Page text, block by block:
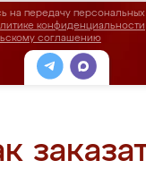
на передачу
конфиденциальности
соглашению